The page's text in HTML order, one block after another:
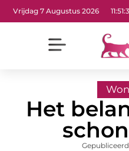
Vrijdag 7 Augustus 2026
Het